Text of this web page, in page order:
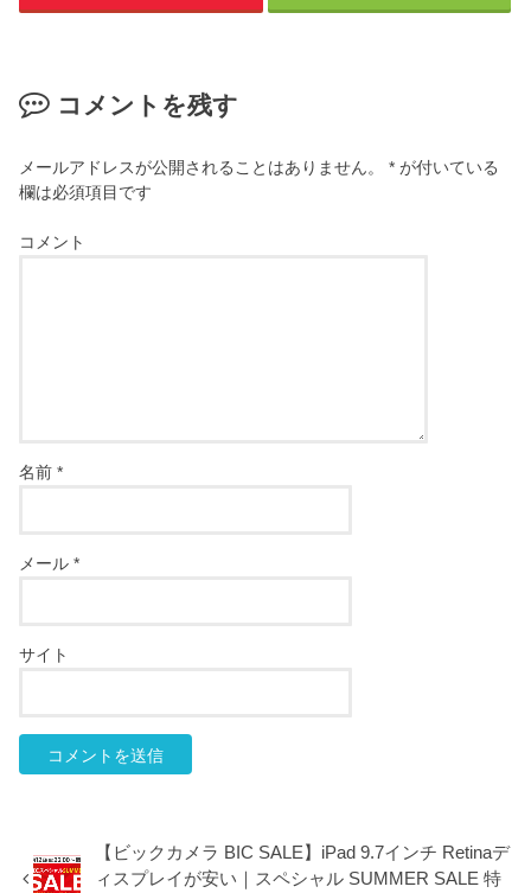
コメントを残す
メールアドレスが公開されることはありません。 * が付いている
欄は必須項目です
コメント
名前*
メール*
サイト
【ビックカメラ BIC SALE】iPad 9.7インチ Retinaデ
ィスプレイが安い｜スペシャル SUMMER SALE 特